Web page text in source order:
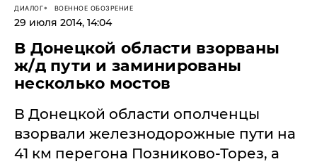
ДИАЛОГ ВОЕННОЕ ОБОЗРЕНИЕ
29 июля 2014, 14:04
В Донецкой области взорваны
ж/д пути и заминированы
несколько мостов
В Донецкой области ополченцы
взорвали железнодорожные пути на
41 км перегона Позниково-Торез, а